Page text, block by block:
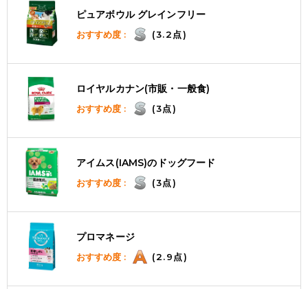
ピュアボウル グレインフリー
おすすめ度 : (3.2点)
ロイヤルカナン(市販・一般食)
おすすめ度 : (3点)
アイムス(IAMS)のドッグフード
おすすめ度 : (3点)
プロマネージ
おすすめ度 : (2.9点)